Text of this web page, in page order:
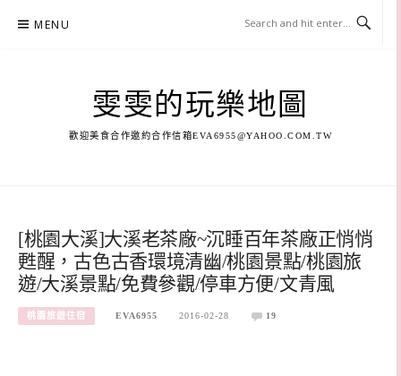
MENU
雯雯的玩樂地圖
歡迎美食合作邀約合作信箱EVA6955@YAHOO.COM.TW
[桃園大溪]大溪老茶廠~沉睡百年茶廠正悄悄
甦醒，古色古香環境清幽/桃園景點/桃園旅
遊/大溪景點/免費參觀/停車方便/文青風
桃園旅遊住宿 EVA6955 2016-02-28 19